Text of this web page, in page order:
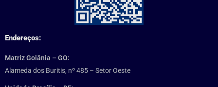
Endereços:
Matriz Goiânia – GO:
Alameda dos Buritis, nº 485 – Setor Oeste